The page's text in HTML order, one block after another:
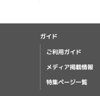
ガイド
ご利用ガイド
メディア掲載情報
特集ページ一覧